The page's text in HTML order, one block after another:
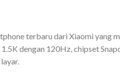
terbaru dari Xiaomi yang
dengan 120Hz, chipset